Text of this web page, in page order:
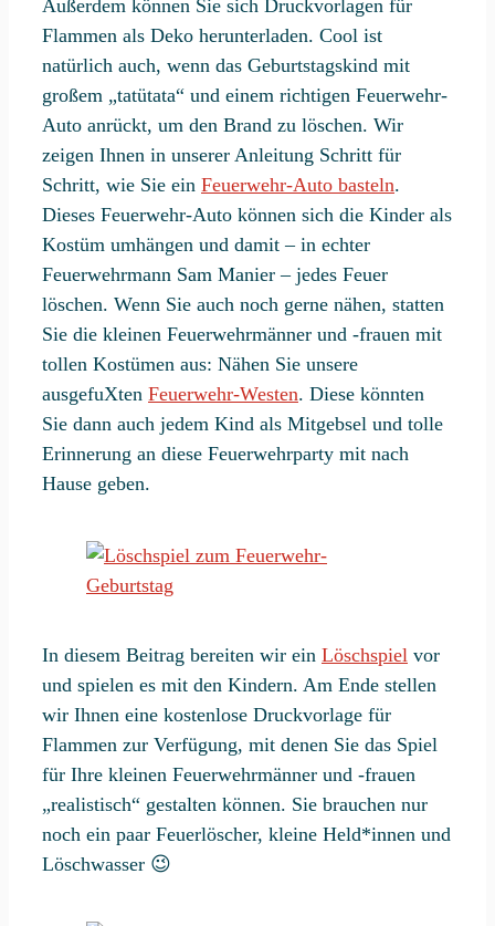
Außerdem können Sie sich Druckvorlagen für
Flammen als Deko herunterladen. Cool ist
natürlich auch, wenn das Geburtstagskind mit
großem „tatütata“ und einem richtigen Feuerwehr-
Auto anrückt, um den Brand zu löschen. Wir
zeigen Ihnen in unserer Anleitung Schritt für
Schritt, wie Sie ein Feuerwehr-Auto basteln.
Dieses Feuerwehr-Auto können sich die Kinder als
Kostüm umhängen und damit – in echter
Feuerwehrmann Sam Manier – jedes Feuer
löschen. Wenn Sie auch noch gerne nähen, statten
Sie die kleinen Feuerwehrmänner und -frauen mit
tollen Kostümen aus: Nähen Sie unsere
ausgefuXten Feuerwehr-Westen. Diese könnten
Sie dann auch jedem Kind als Mitgebsel und tolle
Erinnerung an diese Feuerwehrparty mit nach
Hause geben.
In diesem Beitrag bereiten wir ein Löschspiel vor
und spielen es mit den Kindern. Am Ende stellen
wir Ihnen eine kostenlose Druckvorlage für
Flammen zur Verfügung, mit denen Sie das Spiel
für Ihre kleinen Feuerwehrmänner und -frauen
„realistisch“ gestalten können. Sie brauchen nur
noch ein paar Feuerlöscher, kleine Held*innen und
Löschwasser 😉